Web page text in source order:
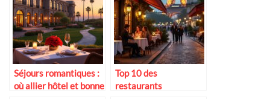
Séjours romantiques :
où allier hôtel et bonne
Top 10 des
restaurants